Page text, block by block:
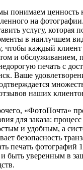
понимаем ценность
на
услугу, которая
в наилучшем
чтобы каждый клиент
и обслуживанием,
печать с
Ваше
наших
«ФотоПочта»
для заказа: процесс
и удобным, а
безопасность
печать
и быть уверенным в